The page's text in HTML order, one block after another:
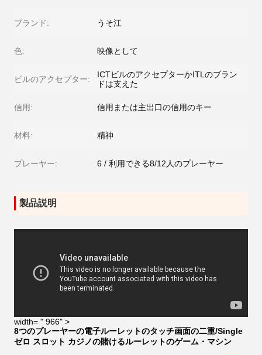
ブランド: うそ江
色: 映像として
ビルのアクセプター:
ICTビルのアクセプターかITLのブラン
ドは支えた
信用: 信用または主出口の信用のキー
材料: 精神
プレーヤー: 6 / 利用できる8/12人のプレーヤー
製品説明
width= " 966" >
8つのプレーヤーの電子ルーレットのタッチ画面の二重/Single
ゼロ スロット カジノの賭けるルーレットのゲーム・マシン